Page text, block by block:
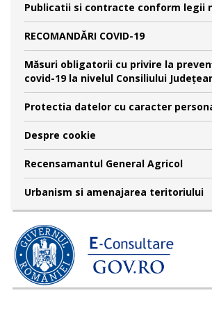
Publicatii si contracte conform legii
RECOMANDĂRI COVID-19
Măsuri obligatorii cu privire la
covid-19 la nivelul Consiliului
Protectia datelor cu caracter
Despre cookie
Recensamantul General Agricol
Urbanism si amenajarea teritoriului